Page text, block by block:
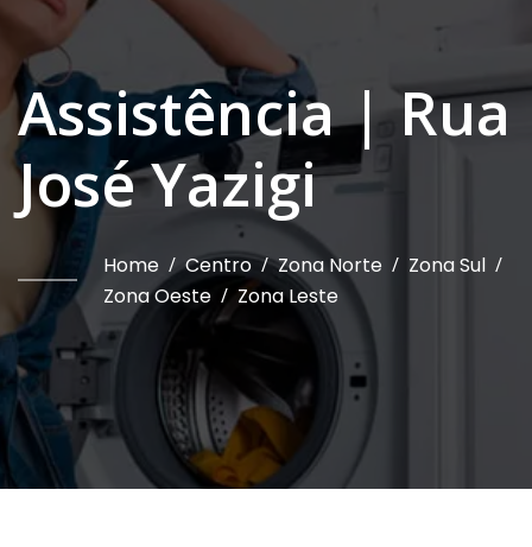
Assistência | Rua
José Yazigi
Home / Centro / Zona Norte / Zona Sul /
Zona Oeste / Zona Leste